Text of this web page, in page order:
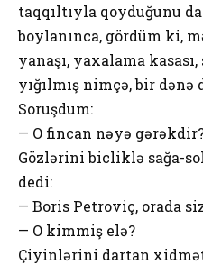
taqqıltıyla qoyduğunu
boylanınca, gördüm ki,
yanaşı, yaxalama
yığılmış nimçə, bir dənə
Soruşdum:
— O fincan nəyə
Gözlərini bicliklə sağa-
dedi:
— Boris Petroviç, orada
— O kimmiş elə?
Çiyinlərini dartan